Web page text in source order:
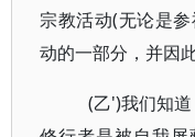
宗教活动(无论是
动的一部分，并因
(乙')我们知道